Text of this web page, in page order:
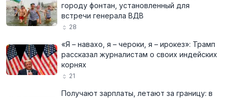
городу фонтан, установленный для
встречи генерала ВДВ
28
«Я – навахо, я – чероки, я – ирокез»: Трамп
рассказал журналистам о своих индейских
корнях
21
Получают зарплаты, летают за границу: в